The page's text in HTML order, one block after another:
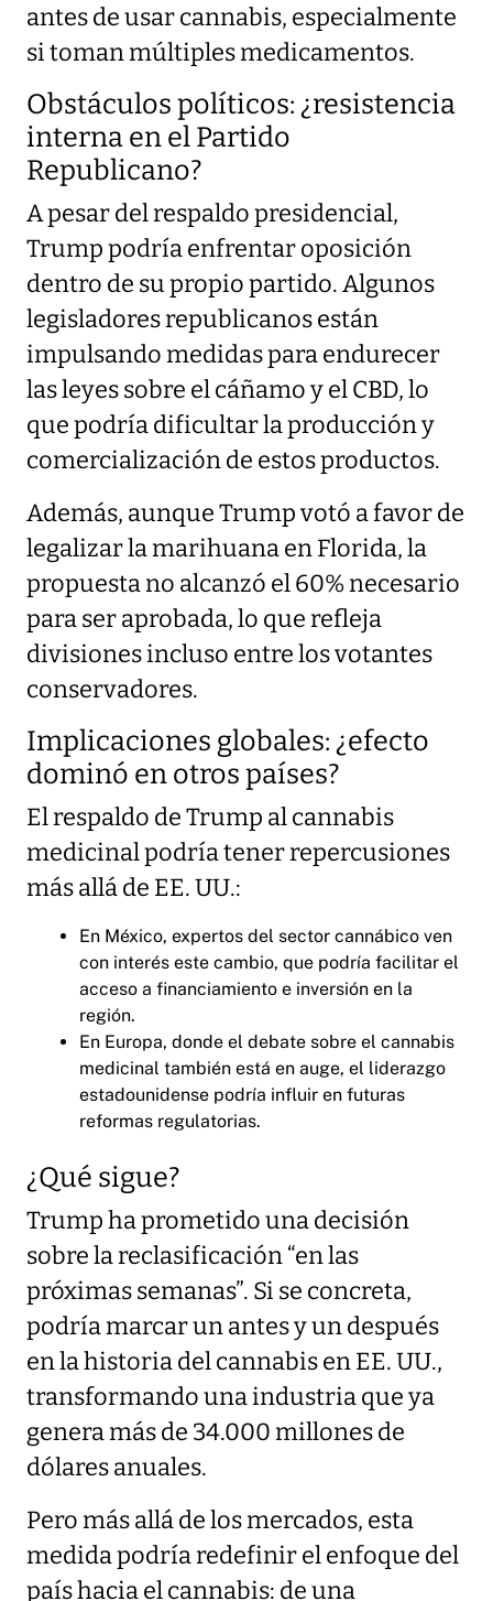
antes de usar cannabis, especialmente
si toman múltiples medicamentos.
Obstáculos políticos: ¿resistencia
interna en el Partido
Republicano?
A pesar del respaldo presidencial,
Trump podría enfrentar oposición
dentro de su propio partido. Algunos
legisladores republicanos están
impulsando medidas para endurecer
las leyes sobre el cáñamo y el CBD, lo
que podría dificultar la producción y
comercialización de estos productos.
Además, aunque Trump votó a favor de
legalizar la marihuana en Florida, la
propuesta no alcanzó el 60% necesario
para ser aprobada, lo que refleja
divisiones incluso entre los votantes
conservadores.
Implicaciones globales: ¿efecto
dominó en otros países?
El respaldo de Trump al cannabis
medicinal podría tener repercusiones
más allá de EE. UU.:
En México, expertos del sector cannábico ven
con interés este cambio, que podría facilitar el
acceso a financiamiento e inversión en la
región.
En Europa, donde el debate sobre el cannabis
medicinal también está en auge, el liderazgo
estadounidense podría influir en futuras
reformas regulatorias.
¿Qué sigue?
Trump ha prometido una decisión
sobre la reclasificación “en las
próximas semanas”. Si se concreta,
podría marcar un antes y un después
en la historia del cannabis en EE. UU.,
transformando una industria que ya
genera más de 34.000 millones de
dólares anuales.
Pero más allá de los mercados, esta
medida podría redefinir el enfoque del
país hacia el cannabis: de una